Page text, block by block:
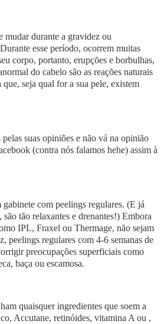
mudar durante a gravidez ou
esse período, ocorrem muitas
corpo, portanto, erupções e borbulhas,
do cabelo são as reações naturais
que, seja qual for a sua pele, existem
pelas suas opiniões e não vá na opinião
(contra nós falamos hehe) assim à
com peelings regulares. (E já
são tão relaxantes e drenantes!) Embora
IPL, Fraxel ou Thermage, não sejam
peelings regulares com 4-6 semanas de
preocupações superficiais como
baça ou escamosa.
quaisquer ingredientes que soem a
Accutane, retinóides, vitamina A ou ,